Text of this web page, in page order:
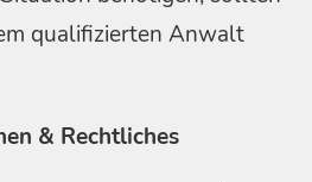
qualifizierten Anwalt
& Rechtliches